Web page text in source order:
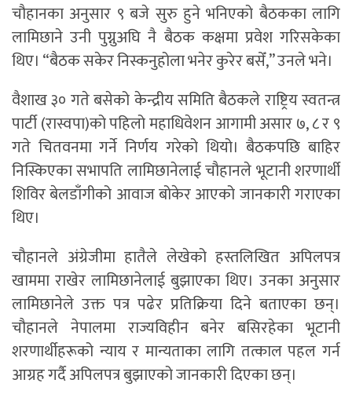
चौहानका अनुसार ९ बजे सुरु हुने भनिएको बैठकका लागि
लामिछाने उनी पुग्नुअघि नै बैठक कक्षमा प्रवेश गरिसकेका
थिए। “बैठक सकेर निस्कनुहोला भनेर कुरेर बसेँ,” उनले भने।
वैशाख ३० गते बसेको केन्द्रीय समिति बैठकले राष्ट्रिय स्वतन्त्र
पार्टी (रास्वपा)को पहिलो महाधिवेशन आगामी असार ७, ८ र ९
गते चितवनमा गर्ने निर्णय गरेको थियो। बैठकपछि बाहिर
निस्किएका सभापति लामिछानेलाई चौहानले भूटानी शरणार्थी
शिविर बेलडाँगीको आवाज बोकेर आएको जानकारी गराएका
थिए।
चौहानले अंग्रेजीमा हातैले लेखेको हस्तलिखित अपिलपत्र
खाममा राखेर लामिछानेलाई बुझाएका थिए। उनका अनुसार
लामिछानेले उक्त पत्र पढेर प्रतिक्रिया दिने बताएका छन्।
चौहानले नेपालमा राज्यविहीन बनेर बसिरहेका भूटानी
शरणार्थीहरूको न्याय र मान्यताका लागि तत्काल पहल गर्न
आग्रह गर्दै अपिलपत्र बुझाएको जानकारी दिएका छन्।